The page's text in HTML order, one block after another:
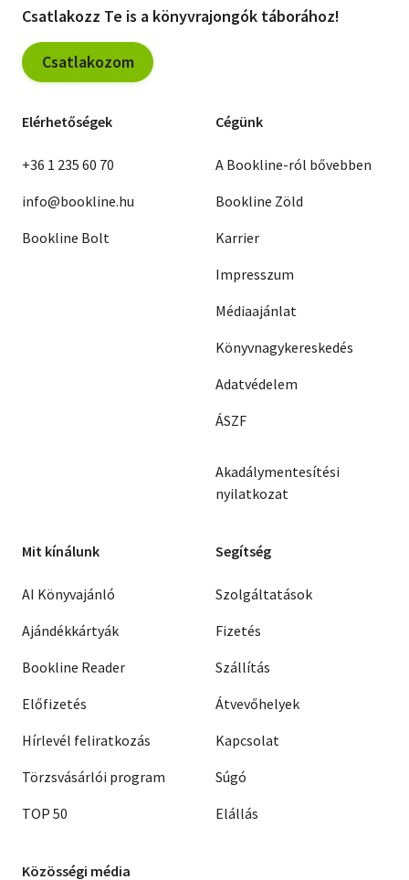
Csatlakozz Te is a könyvrajongók táborához!
Csatlakozom
Elérhetőségek
+36 1 235 60 70
info@bookline.hu
Bookline Bolt
Cégünk
A Bookline-ról bővebben
Bookline Zöld
Karrier
Impresszum
Médiaajánlat
Könyvnagykereskedés
Adatvédelem
ÁSZF
Akadálymentesítési
nyilatkozat
Mit kínálunk
AI Könyvajánló
Ajándékkártyák
Bookline Reader
Előfizetés
Hírlevél feliratkozás
Törzsvásárlói program
TOP 50
Segítség
Szolgáltatások
Fizetés
Szállítás
Átvevőhelyek
Kapcsolat
Súgó
Elállás
Közösségi média